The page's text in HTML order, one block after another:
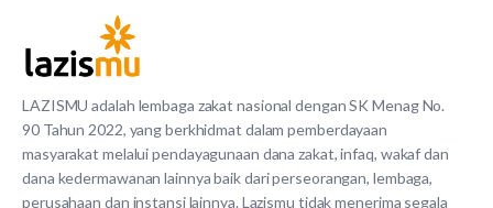
LAZISMU adalah lembaga zakat nasional dengan SK Menag No.
90 Tahun 2022, yang berkhidmat dalam pemberdayaan
masyarakat melalui pendayagunaan dana zakat, infaq, wakaf dan
dana kedermawanan lainnya baik dari perseorangan, lembaga,
perusahaan dan instansi lainnya. Lazismu tidak menerima segala